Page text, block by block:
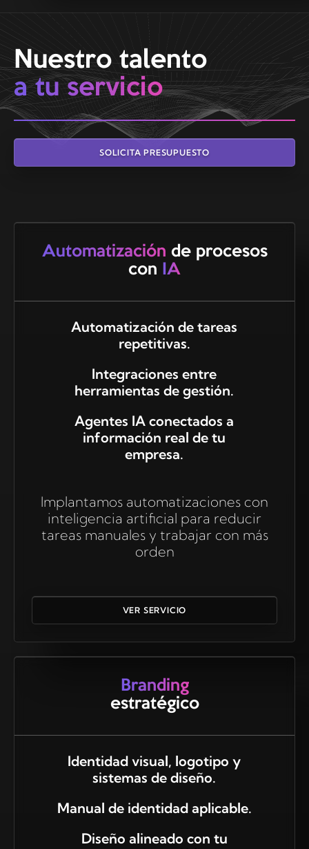
Nuestro talento
a tu servicio
SOLICITA PRESUPUESTO
Automatización de procesos
con IA
Automatización de tareas
repetitivas.
Integraciones entre
herramientas de gestión.
Agentes IA conectados a
información real de tu
empresa.
Implantamos automatizaciones con
inteligencia artificial para reducir
tareas manuales y trabajar con más
orden
VER SERVICIO
Branding
estratégico
Identidad visual, logotipo y
sistemas de diseño.
Manual de identidad aplicable.
Diseño alineado con tu